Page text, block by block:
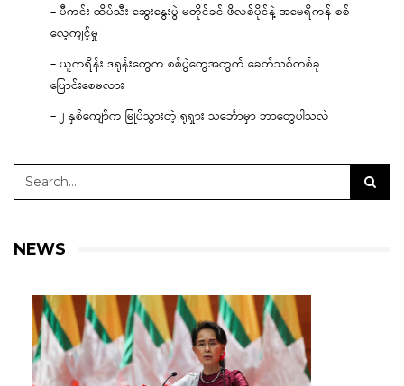
– ပီကင်း ထိပ်သီး ဆွေးနွေးပွဲ မတိုင်ခင် ဖိလစ်ပိုင်နဲ့ အမေရိကန် စစ်
လေ့ကျင့်မှု
– ယူကရိန်း ဒရုန်းတွေက စစ်ပွဲတွေအတွက် ခေတ်သစ်တစ်ခု
ပြောင်းစေမလား
– ၂ နှစ်ကျော်က မြုပ်သွားတဲ့ ရုရှား သင်္ဘောမှာ ဘာတွေပါသလဲ
NEWS